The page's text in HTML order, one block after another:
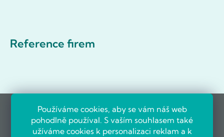
Používáme cookies, aby se vám náš web
pohodlně používal. S vaším souhlasem také
užíváme cookies k personalizaci reklam a k
Reference firem